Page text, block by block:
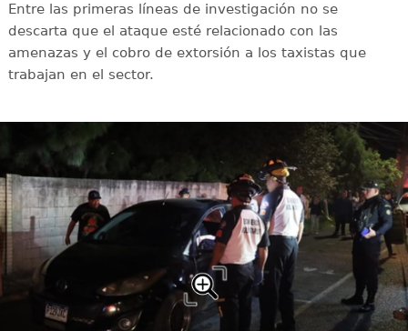
Entre las primeras líneas de investigación no se
descarta que el ataque esté relacionado con las
amenazas y el cobro de extorsión a los taxistas que
trabajan en el sector.